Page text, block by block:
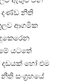
දණ්ඩ නීති
ආගමික
යටතේ
දඩයක් හෝ එම
සංග්‍රහයේ